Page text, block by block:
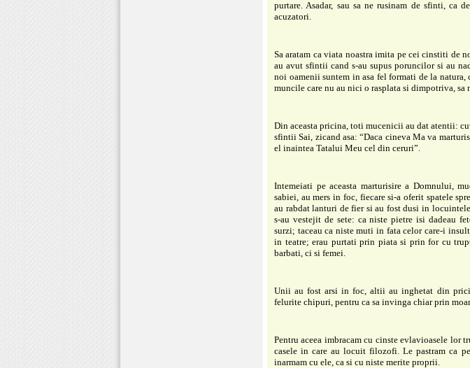
purtare. Asadar, sau sa ne rusinam de sfinti, ca
acuzatori.
Sa aratam ca viata noastra imita pe cei cinstiti de
au avut sfintii cand s-au supus poruncilor si au
noi oamenii suntem in asa fel formati de la natura,
muncile care nu au nici o rasplata si dimpotriva, sa
Din aceasta pricina, toti mucenicii au dat atentii:
sfintii Sai, zicand asa: “Daca cineva Ma va
el inaintea Tatalui Meu cel din ceruri”.
Intemeiati pe aceasta marturisire a Domnului,
sabiei, au mers in foc, fiecare si-a oferit spatele
au rabdat lanturi de fier si au fost dusi in
s-au vestejit de sete: ca niste pietre isi dadeau
surzi; taceau ca niste muti in fata celor care-i
in teatre; erau purtati prin piata si prin for cu
barbati, ci si femei.
Unii au fost arsi in foc, altii au inghetat din
felurite chipuri, pentru ca sa invinga chiar prin
Pentru aceea imbracam cu cinste evlavioasele lor
casele in care au locuit filozofi. Le pastram ca
inarmam cu ele, ca si cu niste merite proprii.